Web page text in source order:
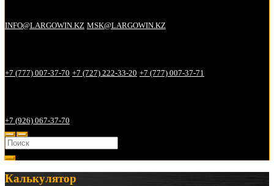
INFO@LARGOWIN.KZ MSK@LARGOWIN.KZ
+7 (777) 007-37-70 +7 (727) 222-33-20 +7 (777) 007-37-71
+7 (926) 067-37-70
Калькулятор